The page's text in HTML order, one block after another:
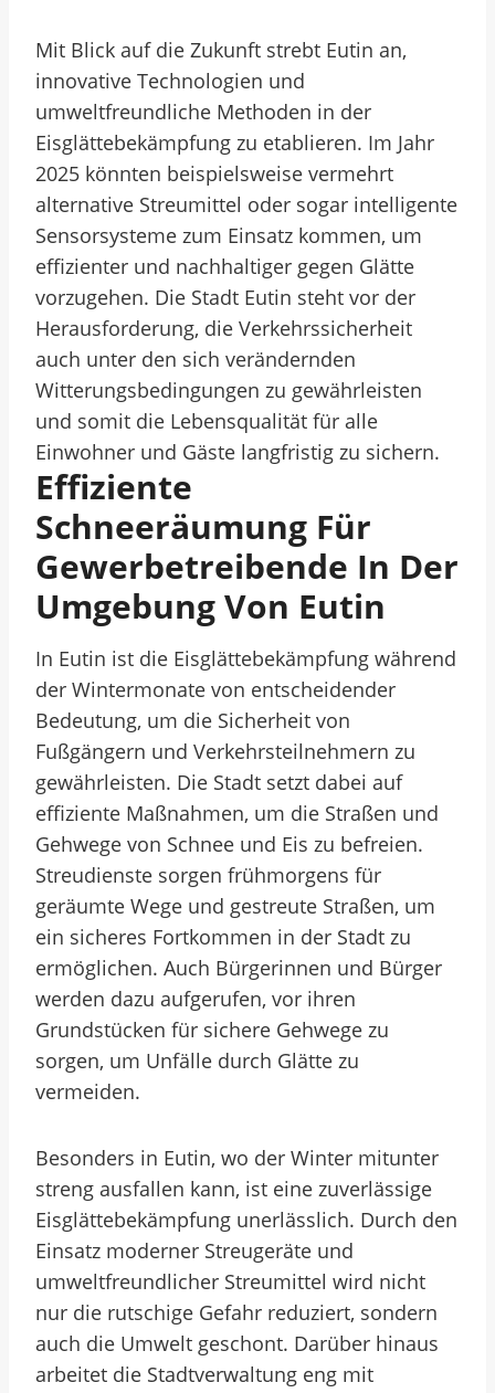
Mit Blick auf die Zukunft strebt Eutin an,
innovative Technologien und
umweltfreundliche Methoden in der
Eisglättebekämpfung zu etablieren. Im Jahr
2025 könnten beispielsweise vermehrt
alternative Streumittel oder sogar intelligente
Sensorsysteme zum Einsatz kommen, um
effizienter und nachhaltiger gegen Glätte
vorzugehen. Die Stadt Eutin steht vor der
Herausforderung, die Verkehrssicherheit
auch unter den sich verändernden
Witterungsbedingungen zu gewährleisten
und somit die Lebensqualität für alle
Einwohner und Gäste langfristig zu sichern.
Effiziente
Schneeräumung Für
Gewerbetreibende In Der
Umgebung Von Eutin
In Eutin ist die Eisglättebekämpfung während
der Wintermonate von entscheidender
Bedeutung, um die Sicherheit von
Fußgängern und Verkehrsteilnehmern zu
gewährleisten. Die Stadt setzt dabei auf
effiziente Maßnahmen, um die Straßen und
Gehwege von Schnee und Eis zu befreien.
Streudienste sorgen frühmorgens für
geräumte Wege und gestreute Straßen, um
ein sicheres Fortkommen in der Stadt zu
ermöglichen. Auch Bürgerinnen und Bürger
werden dazu aufgerufen, vor ihren
Grundstücken für sichere Gehwege zu
sorgen, um Unfälle durch Glätte zu
vermeiden.
Besonders in Eutin, wo der Winter mitunter
streng ausfallen kann, ist eine zuverlässige
Eisglättebekämpfung unerlässlich. Durch den
Einsatz moderner Streugeräte und
umweltfreundlicher Streumittel wird nicht
nur die rutschige Gefahr reduziert, sondern
auch die Umwelt geschont. Darüber hinaus
arbeitet die Stadtverwaltung eng mit